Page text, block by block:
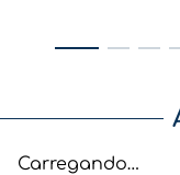
Carregando…